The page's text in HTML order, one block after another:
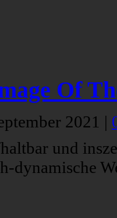
Of
2021 |
und
dynamische